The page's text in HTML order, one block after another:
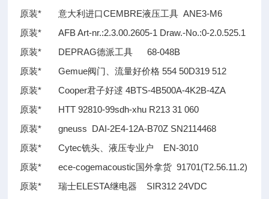
原装* 意大利进口CEMBRE液压工具 ANE3-M6
原装* AFB Art-nr.:2.3.00.2605-1 Draw.-No.:0-2.0.525.1
原装* DEPRAG德派工具 68-048B
原装* Gemue阀门、流量好价格 554 50D319 512
原装* Cooper君子好逑 4BTS-4B500A-4K2B-4ZA
原装* HTT 92810-99sdh-xhu R213 31 060
原装* gneuss DAI-2E4-12A-B70Z SN2114468
原装* Cytec铣头、液压专业户 EN-3010
原装* ece-cogemacoustic国外拿货 91701(T2.56.11.2)
原装* 瑞士ELESTA继电器 SIR312 24VDC